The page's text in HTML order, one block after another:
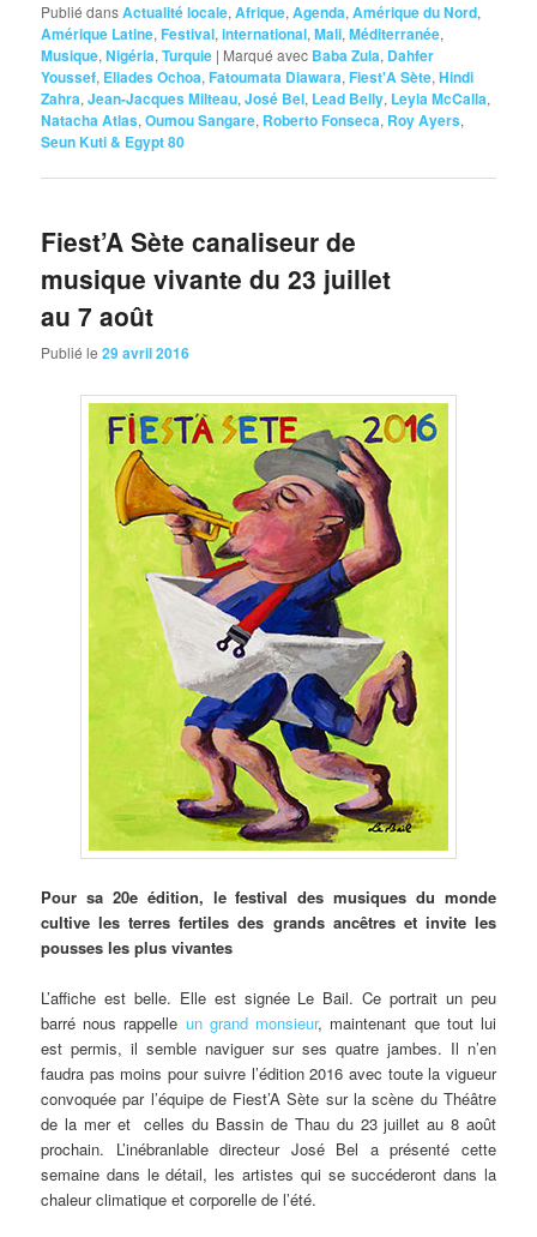
Publié dansActualité locale,Afrique,Agenda,Amérique du Nord,
Amérique Latine,Festival,international,Mali,Méditerranée,
Musique,Nigéria,Turquie | Marqué avec Baba Zula, Dahfer
Youssef, Eliades Ochoa,Fatoumata Diawara,Fiest'A Sète,Hindi
Zahra,Jean-Jacques Milteau,José Bel, Lead Belly, Leyla McCalla,
Natacha Atlas,Oumou Sangare, Roberto Fonseca, Roy Ayers,
Seun Kuti & Egypt 80
Fiest’A Sète canaliseur de
musique vivante du 23 juillet
au 7 août
Publié le29 avril 2016
Pour sa 20e édition, le festival des musiques du monde
cultive les terres fertiles des grands ancêtres et invite les
pousses les plus vivantes
L’affiche est belle. Elle est signée Le Bail. Ce portrait un peu
barré nous rappelle un grand monsieur, maintenant que tout lui
est permis, il semble naviguer sur ses quatre jambes. Il n’en
faudra pas moins pour suivre l’édition 2016 avec toute la vigueur
convoquée par l’équipe de Fiest’A Sète sur la scène du Théâtre
de la mer et celles du Bassin de Thau du 23 juillet au 8 août
prochain. L’inébranlable directeur José Bel a présenté cette
semaine dans le détail, les artistes qui se succéderont dans la
chaleur climatique et corporelle de l’été.